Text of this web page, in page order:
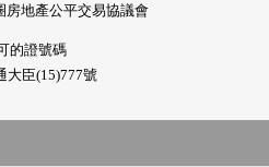
房地產公平交易協議會
的證號碼
大臣(15)777號